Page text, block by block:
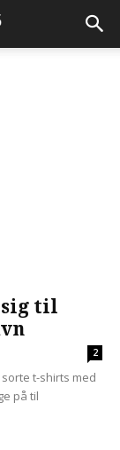
sig til
2
t-shirts med
på til